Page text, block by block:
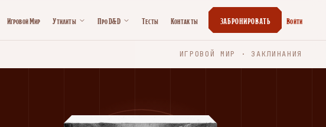
Игровой Мир Утилиты Про D&D Тесты Контакты ЗАБРОНИРОВАТЬ Войти
ИГРОВОЙ МИР · ЗАКЛИНАНИЯ